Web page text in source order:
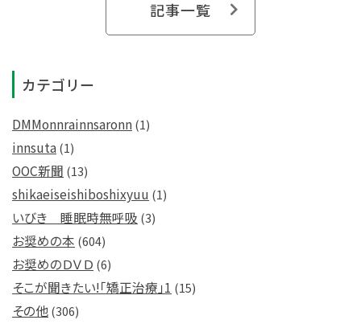
記事一覧
カテゴリー
DMMonnrainnsaronn(1)
innsuta(1)
OOC新聞 (13)
shikaeiseishiboshixyuu (1)
いびき 睡眠時無呼吸 (3)
お奨めの本 (604)
お奨めのＤＶＤ (6)
そこが聞きたい!「矯正治療」1 (15)
その他(306)